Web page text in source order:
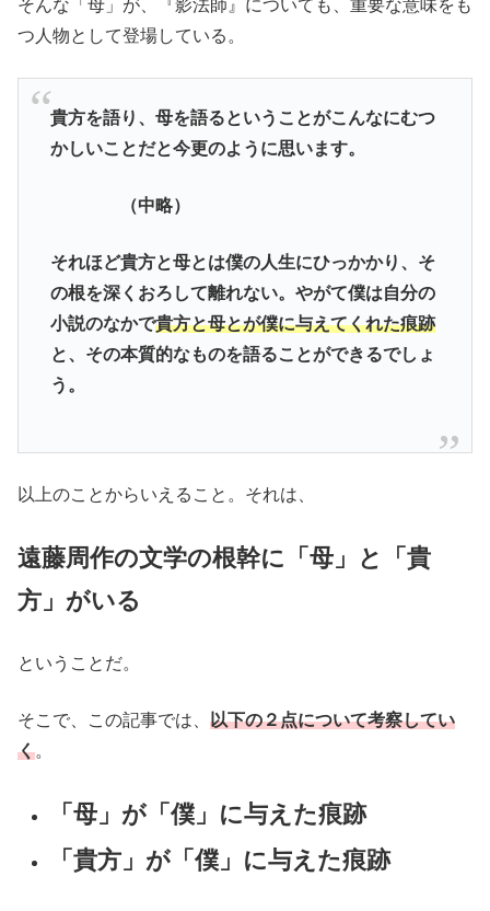
そんな「母」が、『影法師』についても、重要な意味をも
つ人物として登場している。
貴方を語り、母を語るということがこんなにむつ
かしいことだと今更のように思います。
（中略）
それほど貴方と母とは僕の人生にひっかかり、そ
の根を深くおろして離れない。やがて僕は自分の
小説のなかで貴方と母とが僕に与えてくれた痕跡
と、その本質的なものを語ることができるでしょ
う。
以上のことからいえること。それは、
遠藤周作の文学の根幹に「母」と「貴
方」がいる
ということだ。
そこで、この記事では、 以下の２点について考察してい
く。
「母」が「僕」に与えた痕跡
「貴方」が「僕」に与えた痕跡